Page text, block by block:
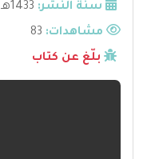
سنة النشر: 1433هـ
مشاهدات:
بلّغ عن كتاب